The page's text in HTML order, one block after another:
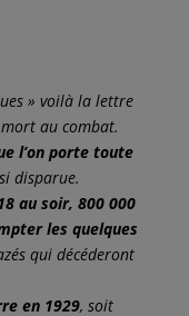
» voilà la lettre
au combat.
l’on porte toute
disparue.
au soir, 800 000
les quelques
qui décéderont
en 1929, soit